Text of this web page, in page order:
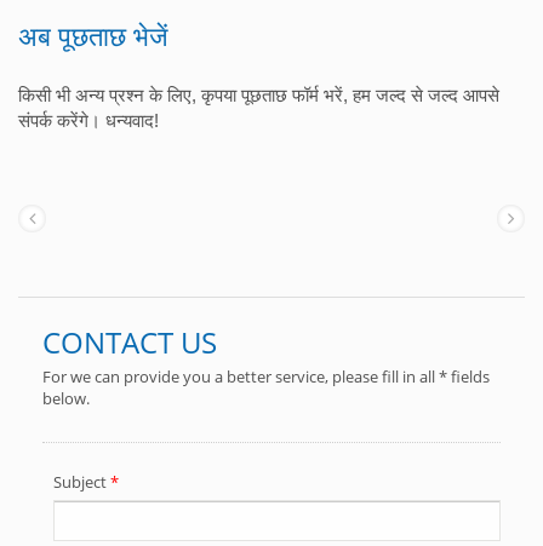
अब पूछताछ भेजें
किसी भी अन्य प्रश्न के लिए, कृपया पूछताछ फॉर्म भरें, हम जल्द से जल्द आपसे
संपर्क करेंगे। धन्यवाद!